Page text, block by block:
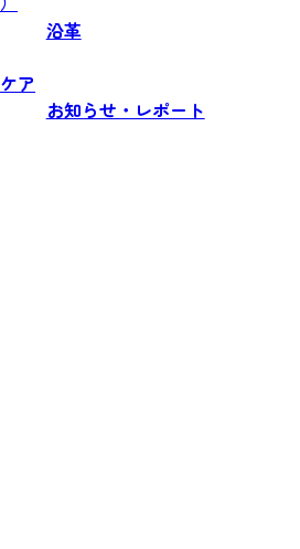
ア
沿革
お知らせ・レポート